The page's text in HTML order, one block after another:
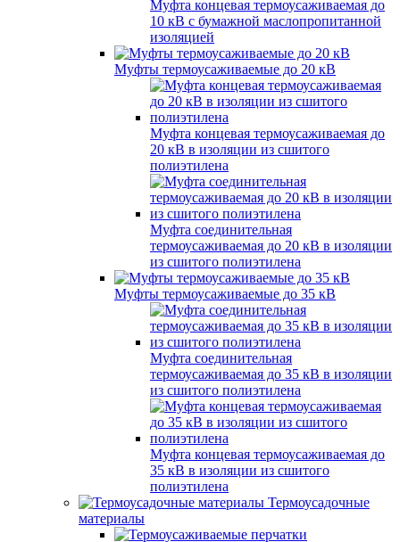
Муфта концевая термоусаживаемая до
10 кВ с бумажной маслопропитанной
изоляцией
Муфты термоусаживаемые до 20 кВ
Муфта концевая термоусаживаемая до
20 кВ в изоляции из сшитого
полиэтилена
Муфта соединительная
термоусаживаемая до 20 кВ в изоляции
из сшитого полиэтилена
Муфты термоусаживаемые до 35 кВ
Муфта соединительная
термоусаживаемая до 35 кВ в изоляции
из сшитого полиэтилена
Муфта концевая термоусаживаемая до
35 кВ в изоляции из сшитого
полиэтилена
Термоусадочные
материалы